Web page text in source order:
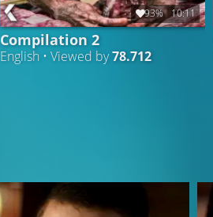
93% 10:11
Compilation 2
English • Viewed by78.712